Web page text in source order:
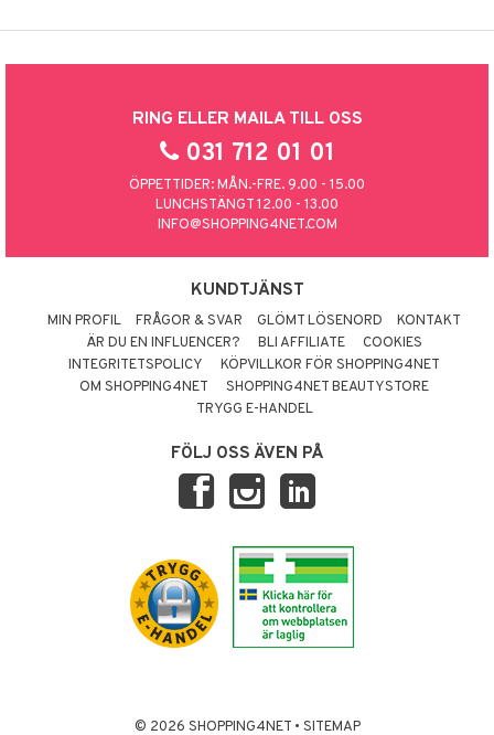
RING ELLER MAILA TILL OSS
031 712 01 01
ÖPPETTIDER: MÅN.-FRE. 9.00 - 15.00
LUNCHSTÄNGT 12.00 - 13.00
INFO@SHOPPING4NET.COM
KUNDTJÄNST
MIN PROFIL FRÅGOR & SVAR GLÖMT LÖSENORD
KONTAKT
ÄR DU EN INFLUENCER?
BLI AFFILIATE
COOKIES
INTEGRITETSPOLICY
KÖPVILLKOR FÖR SHOPPING4NET
OM SHOPPING4NET
SHOPPING4NET BEAUTYSTORE
TRYGG E-HANDEL
FÖLJ OSS ÄVEN PÅ
© 2026 SHOPPING4NET • SITEMAP